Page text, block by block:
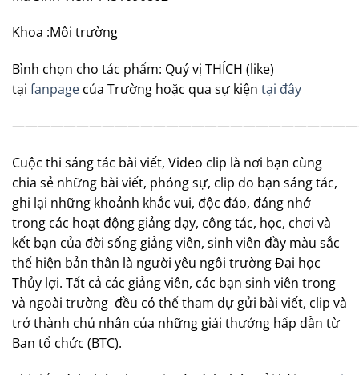
Mã số: BV02
Họ và Tên:Phạm Thị Nhàn
Lớp : 56MT1
Mã Sinh Viên: 1451090802
Khoa :Môi trường
Bình chọn cho tác phẩm: Quý vị THÍCH (like)
tạifanpagecủa Trường hoặc qua sự kiệntại đây